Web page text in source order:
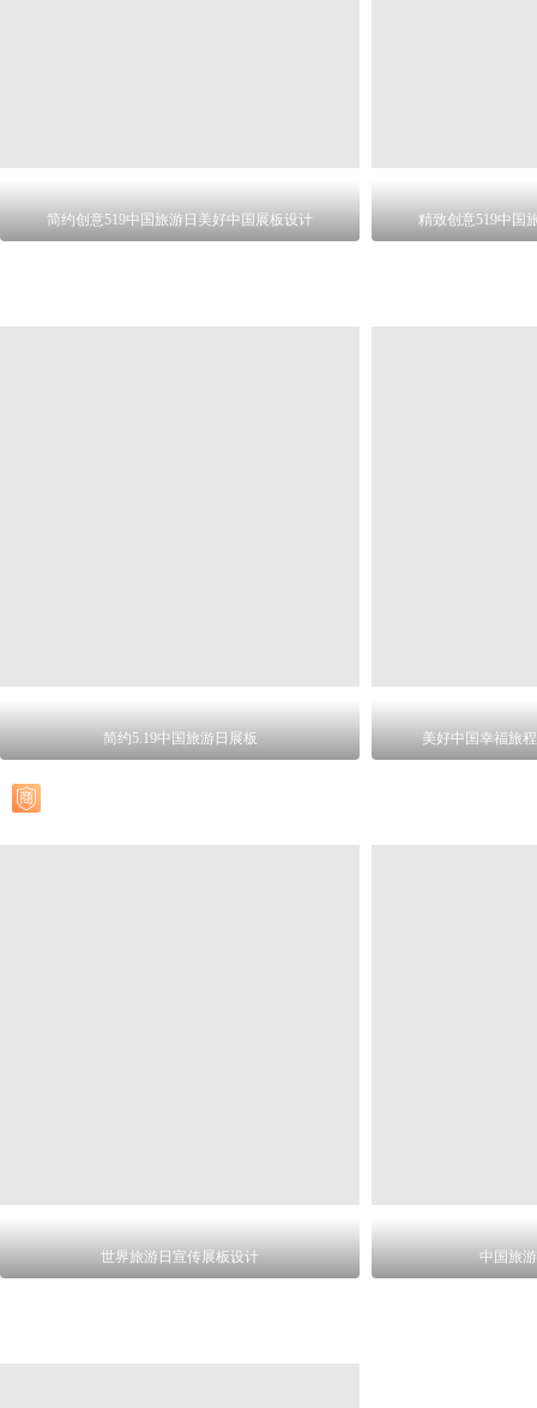
简约创意519中国旅游日美好中国展板设计 精致创意519中国
简约5.19中国旅游日展板 美好中国幸福旅
世界旅游日宣传展板设计 中国旅